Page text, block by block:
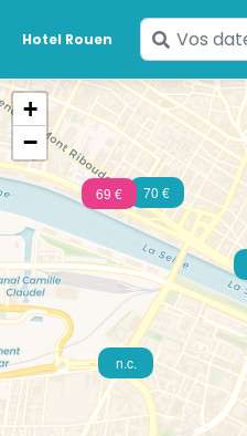
Hotel Rouen
Saisissez
vos
dates
69 € 70 €
n.c.
+
−